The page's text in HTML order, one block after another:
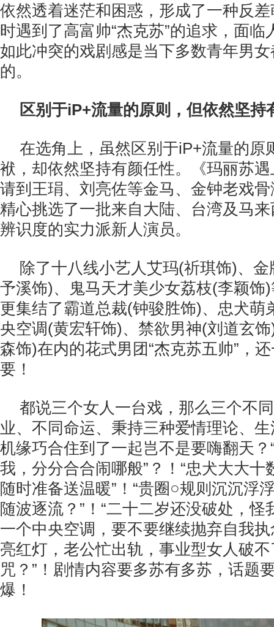
依然透着迷茫和困惑，形成了一种反
时遇到了高富帅“杰克苏”的追求，面临
如此冲突的戏剧感是当下多数青年男
的。
区别于iP+流量的原则，但依然坚持
在选角上，虽然区别于iP+流量的原
袱，却依然坚持有颜任性。《玛丽苏
请到王琄、刘亮佐等金马、金钟老戏
精心挑选了一批来自大陆、台湾及马
辨识度的实力派新人演员。
除了十八线小艺人艾玛(祈琪饰)、
予溪饰)、鬼马天才美少女荔枝(李颖饰)
更集结了霸道总裁(钟骏胜饰)、忠犬萌
央空调(黄宏轩饰)、禁欲男神(刘道玄
森饰)在内的花式男团“杰克苏五帅”，
要！
都说三个女人一台戏，那么三个不
业、不同命运、秉持三种爱情理论、
机缘巧合住到了一起岂不是要嗨翻天？
我，分分合合闹哪般”？！“忠犬大大十
随时准备送温暖”！“贵圈○规则沉沉浮
随波逐流？”！“二十二岁还没破处，怪
一个中央空调，要不要继续抛弃自我执
亮红灯，老公忙出轨，事业型女人破
咒？”！剧情内容要多苏有多苏，话题
爆！